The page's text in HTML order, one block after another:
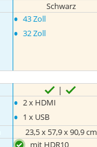
Schwarz
• 43 Zoll
• 32 Zoll
• 2 x HDMI
• 1 x USB
23,5 x 57,9 x 90,9 cm
mit HDR10